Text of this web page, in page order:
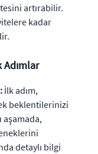
artırabilir.
kadar
İlk adım,
beklentilerinizi
detaylı bilgi